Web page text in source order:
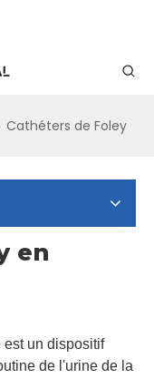
Cathéters de Foley
en
est un dispositif
de l'urine de la